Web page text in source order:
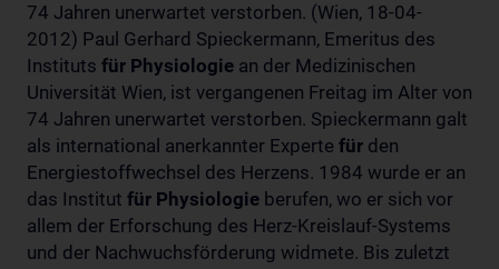
74 Jahren unerwartet verstorben. (Wien, 18-04-
2012) Paul Gerhard Spieckermann, Emeritus des
Instituts für Physiologie an der Medizinischen
Universität Wien, ist vergangenen Freitag im Alter von
74 Jahren unerwartet verstorben. Spieckermann galt
als international anerkannter Experte für den
Energiestoffwechsel des Herzens. 1984 wurde er an
das Institut für Physiologie berufen, wo er sich vor
allem der Erforschung des Herz-Kreislauf-Systems
und der Nachwuchsförderung widmete. Bis zuletzt